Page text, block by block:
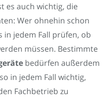
es auch wichtig, die
Wer ohnehin schon
in jedem Fall prüfen, ob
müssen. Bestimmte
bedürfen außerdem
in jedem Fall wichtig,
Fachbetrieb zu